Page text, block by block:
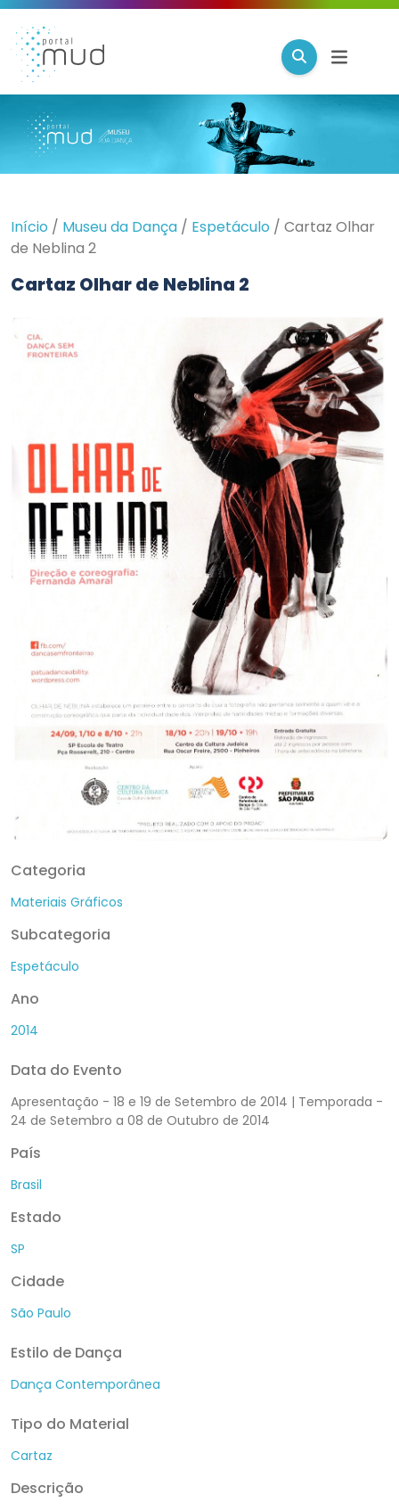
Início / Museu da Dança / Espetáculo / Cartaz Olhar
de Neblina 2
Cartaz Olhar de Neblina 2
Categoria
Materiais Gráficos
Subcategoria
Espetáculo
Ano
2014
Data do Evento
Apresentação - 18 e 19 de Setembro de 2014 | Temporada -
24 de Setembro a 08 de Outubro de 2014
País
Brasil
Estado
SP
Cidade
São Paulo
Estilo de Dança
Dança Contemporânea
Tipo do Material
Cartaz
Descrição